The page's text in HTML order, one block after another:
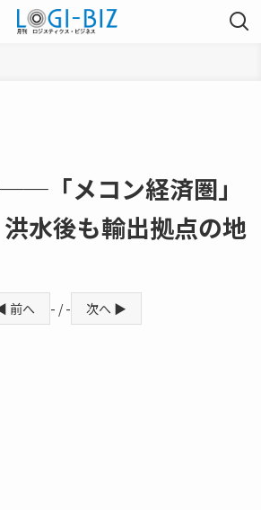
「メコン経済圏」
水後も輸出拠点の地
前へ - / - 次へ ▶